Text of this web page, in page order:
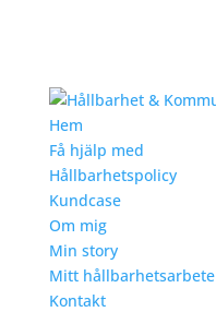
Hem
Få hjälp med
Hållbarhetspolicy
Kundcase
Om mig
Min story
Mitt hållbarhetsarbete
Kontakt